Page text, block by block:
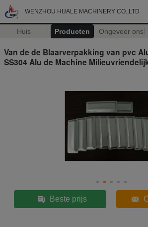
WENZHOU HUALE MACHINERY CO.,LTD
Huis Producten Ongeveer ons
Van de de Blaarverpakking van pvc
SS304 Alu de Machine
Beste prijs